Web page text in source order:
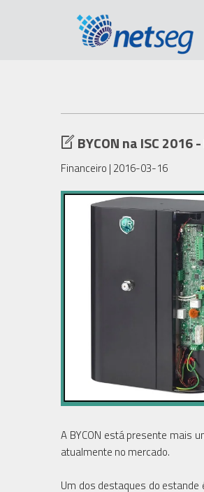
BYCON na ISC
Financeiro | 2016-03-16
A BYCON está presente mais
atualmente no mercado.
Um dos destaques do